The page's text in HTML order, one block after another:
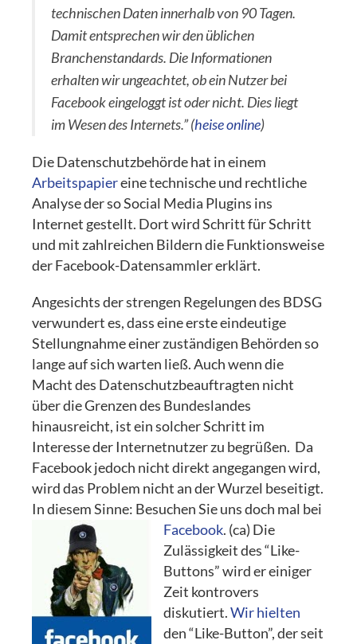
technischen Daten innerhalb von 90 Tagen.
Damit entsprechen wir den üblichen
Branchenstandards. Die Informationen
erhalten wir ungeachtet, ob ein Nutzer bei
Facebook eingeloggt ist oder nicht. Dies liegt
im Wesen des Internets.”(heise online)
Die Datenschutzbehörde hat in einem
Arbeitspapiereine technische und rechtliche
Analyse der so Social Media Plugins ins
Internet gestellt. Dort wird Schritt für Schritt
und mit zahlreichen Bildern die Funktionsweise
der Facebook-Datensammler erklärt.
Angesichts der strengen Regelungen des BDSG
verwundert es, dass eine erste eindeutige
Stellungnahme einer zuständigen Behörden so
lange auf sich warten ließ. Auch wenn die
Macht des Datenschutzbeauftragten nicht
über die Grenzen des Bundeslandes
hinausreicht, ist ein solcher Schritt im
Interesse der Internetnutzer zu begrüßen. Da
Facebook jedoch nicht direkt angegangen wird,
wird das Problem nicht an der Wurzel beseitigt.
In diesem Sinne: Besuchen Sie uns doch mal bei
Facebook. (ca) Die
Zulässigkeit des “Like-
Buttons” wird er einiger
Zeit kontrovers
diskutiert.Wir hielten
den “Like-Button”, der seit